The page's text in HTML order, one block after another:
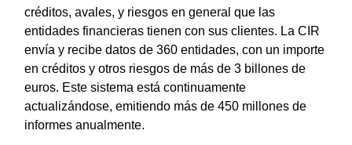
créditos, avales, y riesgos en general que las
entidades financieras tienen con sus clientes. La CIR
envía y recibe datos de 360 entidades, con un importe
en créditos y otros riesgos de más de 3 billones de
euros. Este sistema está continuamente
actualizándose, emitiendo más de 450 millones de
informes anualmente.